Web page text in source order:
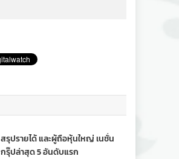
สรุปรายได้ และผู้ถือหุ้นใหญ่ เนชั่น
กรุ๊ปล่าสุด 5 อันดับแรก